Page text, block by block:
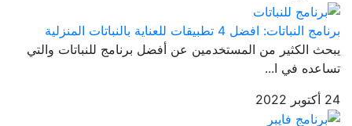
برنامج النباتات: افضل 4 تطبيقات للعناية بالنباتات المنزلية
يبحث الكثير من المستخدمين عن أفضل برنامج للنباتات والتي
تساعده في ا...
24 أكتوبر 2022